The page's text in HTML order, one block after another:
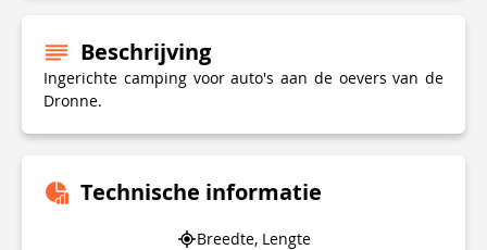
Beschrijving
Ingerichte camping voor auto's aan de oevers van de
Dronne.
Technische informatie
Breedte, Lengte